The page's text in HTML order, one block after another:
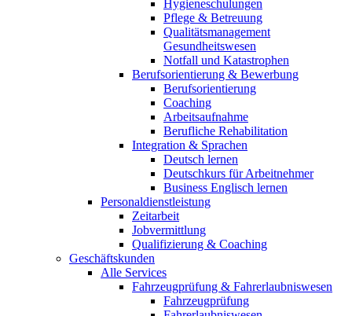
Hygieneschulungen
Pflege & Betreuung
Qualitätsmanagement
Gesundheitswesen
Notfall und Katastrophen
Berufsorientierung & Bewerbung
Berufsorientierung
Coaching
Arbeitsaufnahme
Berufliche Rehabilitation
Integration & Sprachen
Deutsch lernen
Deutschkurs für Arbeitnehmer
Business Englisch lernen
Personaldienstleistung
Zeitarbeit
Jobvermittlung
Qualifizierung & Coaching
Geschäftskunden
Alle Services
Fahrzeugprüfung & Fahrerlaubniswesen
Fahrzeugprüfung